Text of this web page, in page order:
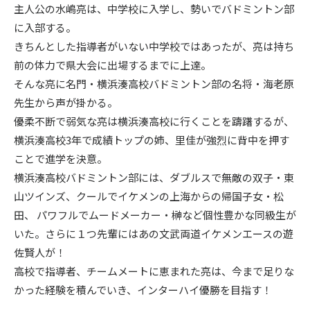
主人公の水嶋亮は、中学校に入学し、勢いでバドミントン部
に入部する。
きちんとした指導者がいない中学校ではあったが、亮は持ち
前の体力で県大会に出場するまでに上達。
そんな亮に名門・横浜湊高校バドミントン部の名将・海老原
先生から声が掛かる。
優柔不断で弱気な亮は横浜湊高校に行くことを躊躇するが、
横浜湊高校3年で成績トップの姉、里佳が強烈に背中を押す
ことで進学を決意。
横浜湊高校バドミントン部には、ダブルスで無敵の双子・東
山ツインズ、クールでイケメンの上海からの帰国子女・松
田、 パワフルでムードメーカー・榊など個性豊かな同級生が
いた。さらに１つ先輩にはあの文武両道イケメンエースの遊
佐賢人が！
高校で指導者、チームメートに恵まれた亮は、今まで足りな
かった経験を積んでいき、インターハイ優勝を目指す！